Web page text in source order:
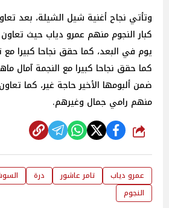
وتأتي نجاح أغنية شيل الشيلة، بعد
كبار النجوم منهم عمرو دياب حيث
يوم في البعد، كما حقق نجاحا كبيرا مع
كما حقق نجاحا كبيرا مع النجمة آمال
ضمن ألبومها الأخير حاجة غير، كما
منهم رامي جمال وغيرهم.
شارك
عمرو دياب تامر عاشور درة
النجوم